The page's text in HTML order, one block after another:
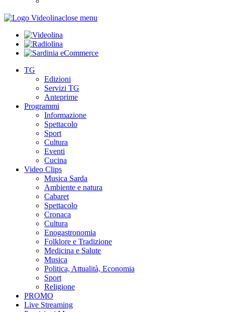
close menu
TG
Edizioni
Servizi TG
Anteprime
Programmi
Informazione
Spettacolo
Sport
Cultura
Eventi
Cucina
Video Clips
Musica Sarda
Ambiente e natura
Cabaret
Spettacolo
Cronaca
Cultura
Enogastronomia
Folklore e Tradizione
Medicina e Salute
Musica
Politica, Attualità, Economia
Sport
Religione
PROMO
Live Streaming